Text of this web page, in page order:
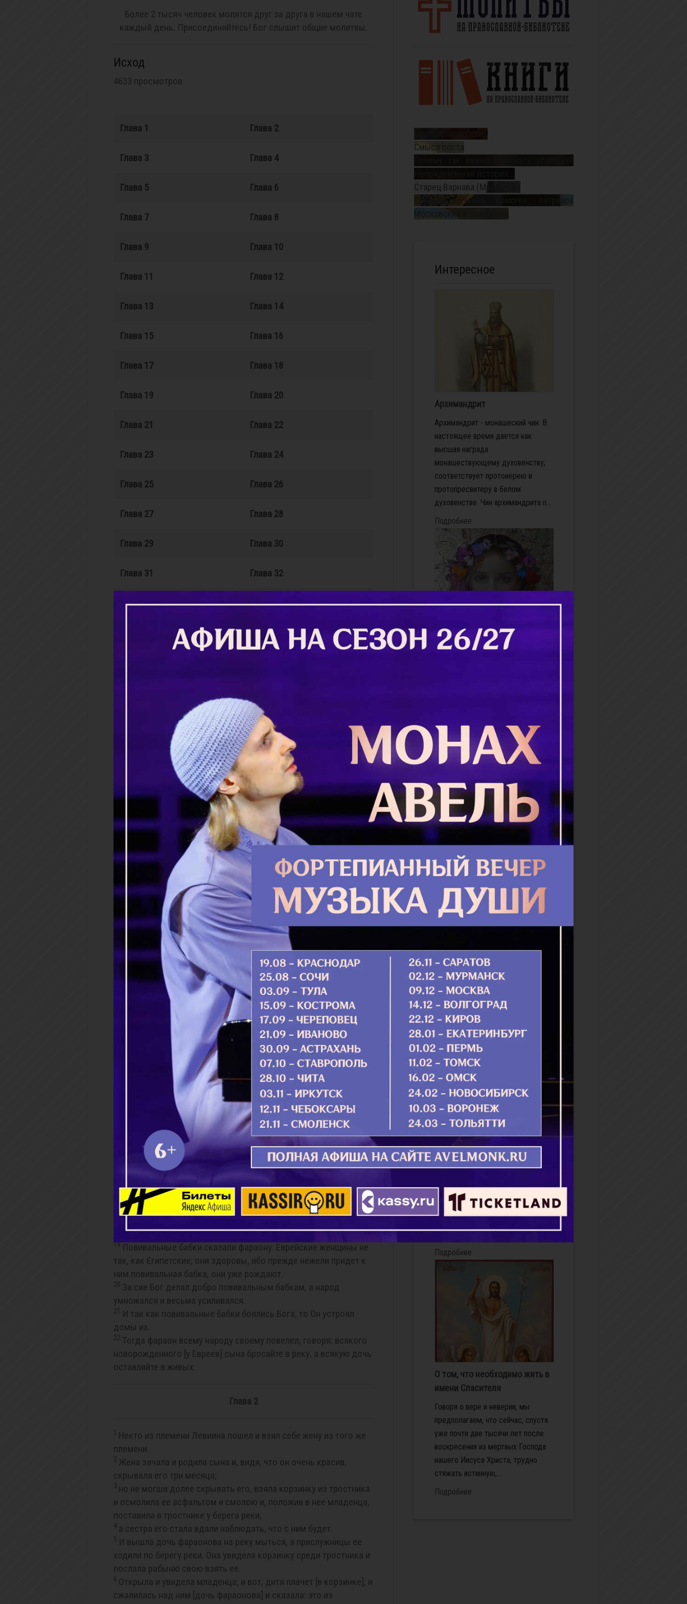
Более 2 тысяч человек молятся друг за друга в нашем чате
каждый день. Присоединяйтесь! Бог слышит общие молитвы.
Исход
4633 просмотров
Глава 1 Глава 2
Глава 3 Глава 4
Глава 5 Глава 6
Глава 7 Глава 8
Глава 9 Глава 10
Глава 11 Глава 12
Глава 13 Глава 14
Глава 15 Глава 16
Глава 17 Глава 18
Глава 19 Глава 20
Глава 21 Глава 22
Глава 23 Глава 24
Глава 25 Глава 26
Глава 27 Глава 28
Глава 29 Глава 30
Глава 31 Глава 32
Глава 33 Глава 34
Глава 36
Глава 1
Вот имена сынов Израилевых, которые вошли в Египет с
Иаковом [отцом их], вошли каждый со [всем] домом своим:
Рувим, Симеон, Левий и Иуда,
Иссахар, Завулон и Вениамин,
4Дан и Неффалим, Гад и Асир.
5Всех же душ, происшедших от чресл Иакова, было семьдесят
[пять], а Иосиф был
ужев Египте.
И умер Иосиф и все братья его и весь род их;
а сыны Израилевы расплодились и размножились, и возросли
и усилились чрезвычайно, и наполнилась ими земля та.
8И восстал в Египте новый царь, который не знал Иосифа,
и сказал народу своему: вот, народ сынов Израилевых
многочислен и сильнее нас;
перехитрим же его, чтобы он не размножался; иначе, когда
случится война, соединится и он с нашими неприятелями, и
вооружится против нас, и выйдет из земли [нашей].
11И поставили над ним начальников работ, чтобы изнуряли его
тяжкими работами. И он построил фараону Пифом и Раамсес,
города для запасов, [и Он, иначе Илиополь].
Но чем более изнуряли его, тем более он умножался и тем
более возрастал, так что [Египтяне] опасались сынов
И потому Египтяне с жестокостью принуждали сынов
Израилевых к работам
и делали жизнь их горькою от тяжкой работы над глиною и
кирпичами и от всякой работы полевой, от всякой работы, к
которой принуждали их с жестокостью.
Царь Египетский повелел повивальным бабкам Евреянок, из
коих одной имя Шифра, а другой Фуа,
и сказал [им]: когда вы будете повивать у Евреянок, то
наблюдайте при родах: если будет сын, то умерщвляйте его, а
если дочь, то пусть живет.
17
Но повивальные бабки боялись Бога и не делали так, как
говорил им царь Египетский, и оставляли детей в живых.
18
Царь Египетский призвал повивальных бабок и сказал им: для
чего вы делаете такое дело, что оставляете детей в живых?
19Повивальные бабки сказали фараону: Еврейские женщины не
так, как Египетские; они здоровы, ибо прежде нежели придет к
ним повивальная бабка, они уже рождают.
20 За сие Бог делал добро повивальным бабкам, а народ
умножался и весьма усиливался.
21
И так как повивальные бабки боялись Бога, то Он устроял
домы их.
22 Тогда фараон всему народу своему повелел, говоря: всякого
новорожденного [у Евреев] сына бросайте в реку, а всякую дочь
оставляйте в живых.
Глава 2
Некто из племени Левиина пошел и взял себе жену из того же
племени.
2 Жена зачала и родила сына и, видя, что он очень красив,
скрывала его три месяца;
3 но не могши долее скрывать его, взяла корзинку из тростника
и осмолила ее асфальтом и смолою и, положив в нее младенца,
поставила в тростнике у берега реки,
4 а сестра его стала вдали наблюдать, что с ним будет.
5 И вышла дочь фараонова на реку мыться, а прислужницы ее
ходили по берегу реки. Она увидела корзинку среди тростника и
послала рабыню свою взять ее.
6 Открыла и увидела младенца; и вот, дитя плачет [в корзинке]; и
сжалилась над ним [дочь фараонова] и сказала: это из
Смысл поста
Старец Варнава (Меркулов)
Священномученик Ермоген, патриарх
Интересное
Архимандрит
Архимандрит - монашеский чин. В
настоящее время дается как
высшая награда
монашествующему духовенству;
соответствует протоиерею и
протопресвитеру в белом
духовенстве. Чин архимандрита п...
Подробнее
Свадебный сервиз
внученька, проси...
Подробнее
Преподобный Никон
Уче­ник пре­по­доб­но­го Сер­гия Ра­
до­неж­ско­го. Ро­дил­ся в Юрье­ве-
Поль­ском. В юном воз­расте, услы­
доб­но­го Сер­гия и же­лая по­сле­до­
вать ему, свя­той при­ше...
Подробнее
«Благодаря воцерковлению я
открыл для себя духовную
музыку»
Константин Селиванов – военный
дирижер, заслуженный артист РФ,
1962-м году в Новосибирске. В
1990-м году с отличием окончил
Московской консе...
Подробнее
О том, что необходимо жить в
имени Спасителя
Говоря о вере и неверии, мы
предполагаем, что сейчас, спустя
уже почти две тысячи лет после
воскресения из мертвых Господа
нашего Иисуса Христа, трудно
стяжать истинную,...
Подробнее